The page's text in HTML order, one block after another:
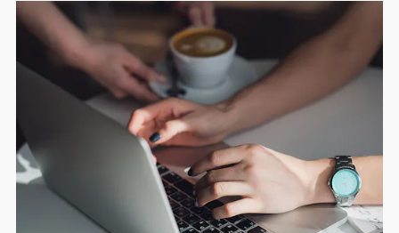
Una vez completados estos pasos, ¡ya
puedes disfrutar de ESPN Unlimited!